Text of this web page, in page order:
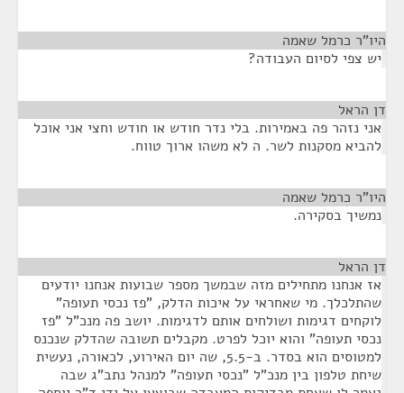
היו"ר כרמל שאמה
יש צפי לסיום העבודה?
דן הראל
אני נזהר פה באמירות. בלי נדר חודש או חודש וחצי אני אוכל
להביא מסקנות לשר. ה לא משהו ארוך טווח.
היו"ר כרמל שאמה
נמשיך בסקירה.
דן הראל
אז אנחנו מתחילים מזה שבמשך מספר שבועות אנחנו יודעים
שהתלכלך. מי שאחראי על איכות הדלק, "פז נכסי תעופה"
לוקחים דגימות ושולחים אותם לדגימות. יושב פה מנכ"ל "פז
נכסי תעופה" והוא יוכל לפרט. מקבלים תשובה שהדלק שנכנס
למטוסים הוא בסדר. ב-5.5, שה יום האירוע, לכאורה, נעשית
שיחת טלפון בין מנכ"ל "נכסי תעופה" למנהל נתב"ג שבה